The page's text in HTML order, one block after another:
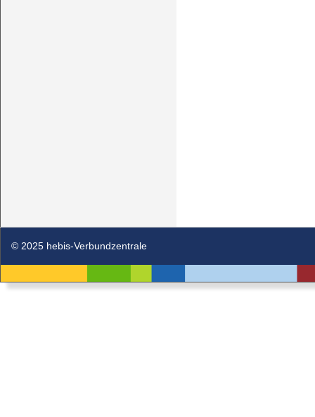
© 2025 hebis-Verbundzentrale